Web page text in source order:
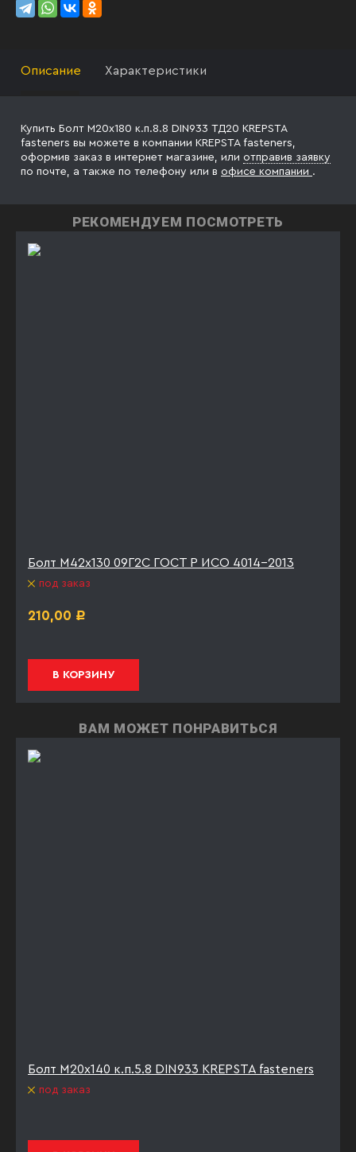
Описание Характеристики
Купить Болт М20х180 к.п.8.8 DIN933 ТД20 KREPSTA
fasteners вы можете в компании KREPSTA fasteners,
оформив заказ в интернет магазине, или отправив заявку
по почте, а также по телефону или в офисе компании .
РЕКОМЕНДУЕМ ПОСМОТРЕТЬ
Болт М42х130 09Г2С ГОСТ Р ИСО 4014-2013
под заказ
210,00 Р
В КОРЗИНУ
ВАМ МОЖЕТ ПОНРАВИТЬСЯ
Болт М20х140 к.п.5.8 DIN933 KREPSTA fasteners
под заказ